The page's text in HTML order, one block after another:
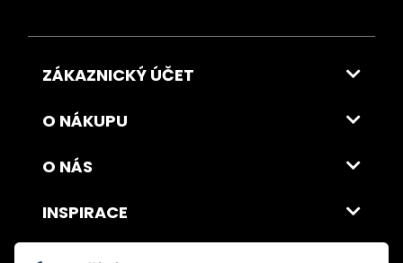
ZÁKAZNICKÝ ÚČET
O NÁKUPU
O NÁS
INSPIRACE
DOPRAVA A PLATBA